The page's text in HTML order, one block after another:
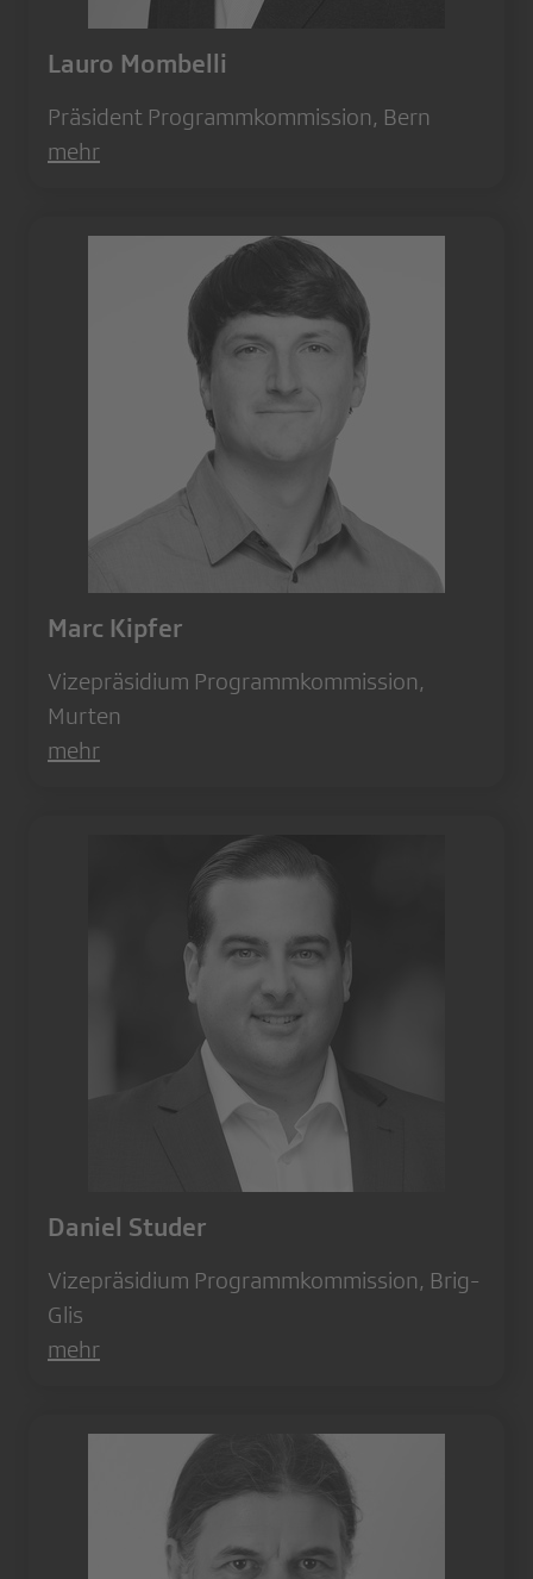
Lauro Mombelli
Präsident Programmkommission, Bern
mehr
Marc Kipfer
Vizepräsidium Programmkommission,
Murten
mehr
Daniel Studer
Vizepräsidium Programmkommission, Brig-
Glis
mehr